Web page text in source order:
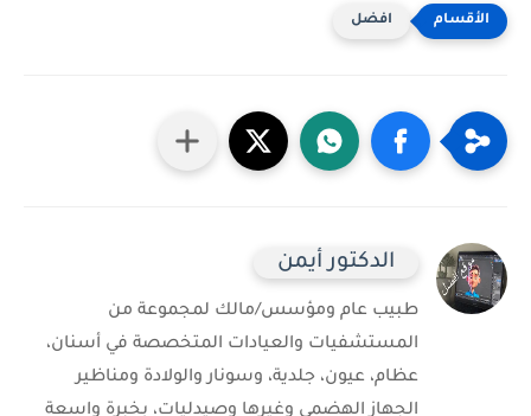
افضل
الدكتور أيمن
طبيب عام ومؤسس/مالك لمجموعة من
المستشفيات والعيادات المتخصصة في أسنان،
عظام، عيون، جلدية، وسونار والولادة ومناظير
الجهاز الهضمي وغيرها وصيدليات، بخبرة واسعة